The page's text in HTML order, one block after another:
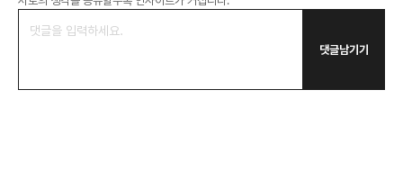
댓글남기기